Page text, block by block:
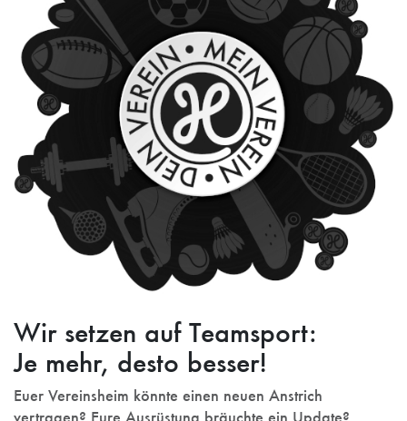
Wir setzen auf Teamsport:
Je mehr, desto besser!
Euer Vereinsheim könnte einen neuen Anstrich
vertragen? Eure Ausrüstung bräuchte ein Update?